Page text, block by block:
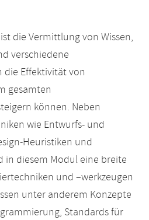
die Vermittlung von Wissen,
verschiedene
Effektivität von
gesamten
können. Neben
wie Entwurfs- und
Heuristiken und
in diesem Modul eine breite
und –werkzeugen
unter anderem Konzepte
Standards für